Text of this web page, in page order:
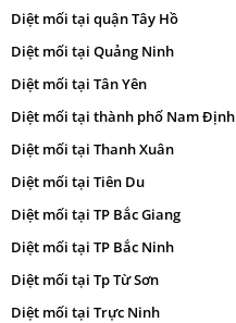
Diệt mối tại quận Tây Hồ
Diệt mối tại Quảng Ninh
Diệt mối tại Tân Yên
Diệt mối tại thành phố Nam Định
Diệt mối tại Thanh Xuân
Diệt mối tại Tiên Du
Diệt mối tại TP Bắc Giang
Diệt mối tại TP Bắc Ninh
Diệt mối tại Tp Từ Sơn
Diệt mối tại Trực Ninh